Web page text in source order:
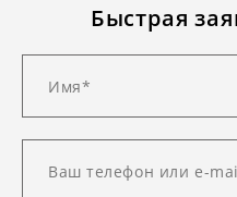
Быстрая